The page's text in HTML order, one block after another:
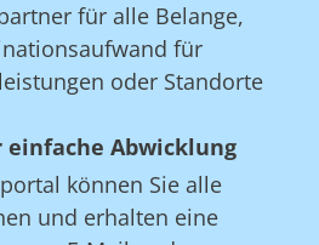
für alle Belange,
für
oder Standorte
einfache Abwicklung
können Sie alle
und erhalten eine